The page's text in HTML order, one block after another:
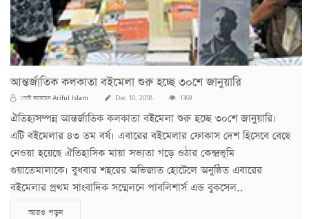
আন্তর্জাতিক কলকাতা বইমেলা শুরু হচ্ছে ৩০শে জানুয়ারি
পোস্ট করেছেনAriful Islam Dec 10, 2018 1369
ঐতিহ্যসম্পন্ন আন্তর্জাতিক কলকাতা বইমেলা শুরু হচ্ছে ৩০শে জানুয়ারি।
এটি বইমেলার ৪৩ তম বর্ষ। এবারের বইমেলার ফোকাস দেশ হিসেবে বেছে
নেওয়া হয়েছে ঐতিহাসিক মায়া সভ্যতা গড়ে ওঠার কেন্দ্রভূমি
গুয়াতেমালাকে। বুধবার শহরের অভিজাত হোটেলে অনুষ্ঠিত এবারের
বইমেলার প্রথম সাংবাদিক সম্মেলনে পাবলিশার্স এন্ড বুকসেল..
আরও পড়ুন